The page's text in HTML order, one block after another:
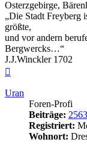
Osterzgebirge,
„Die Stadt Freyberg
größte,
und vor andern
Bergwercks…“
J.J.Winckler 1702
Uran
Foren-Profi
Beiträge: 2563
Registriert:
Wohnort: